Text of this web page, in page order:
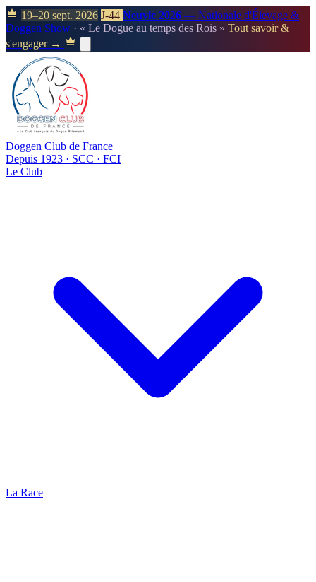
19–20 sept. 2026 J-44 Neuvic 2026 — Nationale d'Élevage &
Doggen Show · « Le Dogue au temps des Rois » Tout savoir &
s'engager →
Doggen Club de France
Depuis 1923 · SCC · FCI
Le Club
La Race